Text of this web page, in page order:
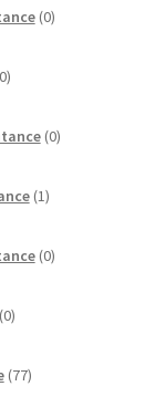
0izdelkov
izdelkov
0izdelkov
1izdelek
0izdelkov
0izdelkov
77izdelkov